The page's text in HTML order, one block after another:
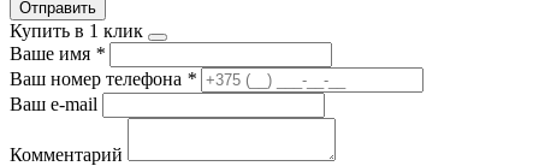
Отправить
Купить в 1 клик
Ваше имя *
Ваш номер телефона *
Ваш e-mail
Комментарий